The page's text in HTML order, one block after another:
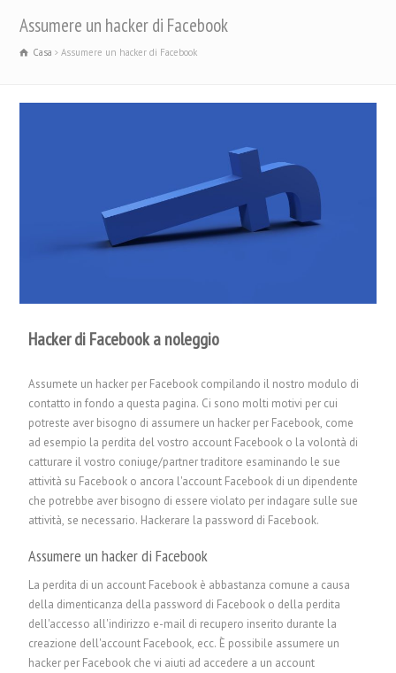
Assumere un hacker di Facebook
Casa Assumere un hacker di Facebook
Hacker di Facebook a noleggio
Assumete un hacker per Facebook compilando il nostro modulo di
contatto in fondo a questa pagina. Ci sono molti motivi per cui
potreste aver bisogno di assumere un hacker per Facebook, come
ad esempio la perdita del vostro account Facebook o la volontà di
catturare il vostro coniuge/partner traditore esaminando le sue
attività su Facebook o ancora l'account Facebook di un dipendente
che potrebbe aver bisogno di essere violato per indagare sulle sue
attività, se necessario. Hackerare la password di Facebook.
Assumere un hacker di Facebook
La perdita di un account Facebook è abbastanza comune a causa
della dimenticanza della password di Facebook o della perdita
dell'accesso all'indirizzo e-mail di recupero inserito durante la
creazione dell'account Facebook, ecc. È possibile assumere un
hacker per Facebook che vi aiuti ad accedere a un account